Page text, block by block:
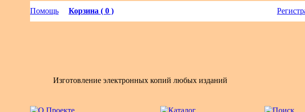
Помощь Корзина ( 0 )
Изготовление электронных копий любых изданий